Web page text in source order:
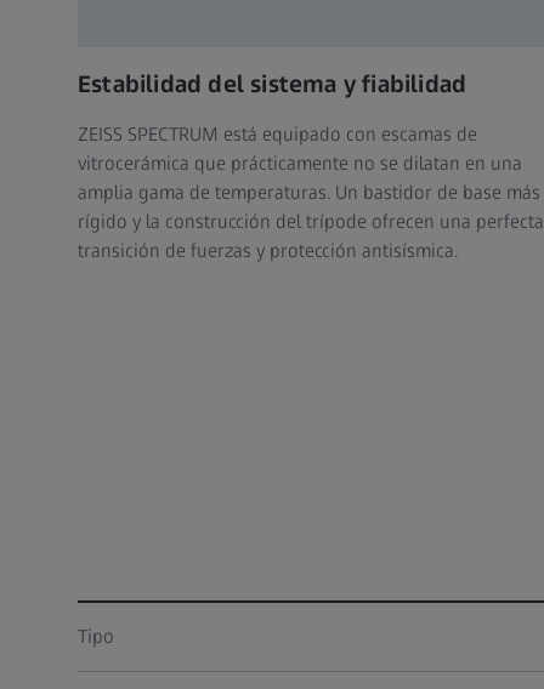
Estabilidad del sistema y fiabilidad
ZEISS SPECTRUM está equipado con escamas de
vitrocerámica que prácticamente no se dilatan en una
amplia gama de temperaturas. Un bastidor de base más
rígido y la construcción del trípode ofrecen una perfecta
transición de fuerzas y protección antisísmica.
Tipo